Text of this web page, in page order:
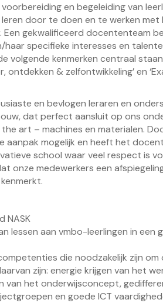
en begeleiding van
door te doen en te werken met
gekwalificeerd docententeam
specifieke interesses en
volgende kenmerken centraal
ontdekken & zelfontwikkeling’ en
en bevlogen leraren en
dat perfect aansluit op ons
art – machines en materialen.
aanpak mogelijk en heeft het
school waar veel respect is
onze medewerkers een
NASK
lessen aan vmbo-leerlingen in een
die noodzakelijk zijn om
zijn: energie krijgen van het
van het onderwijsconcept,
en goede ICT